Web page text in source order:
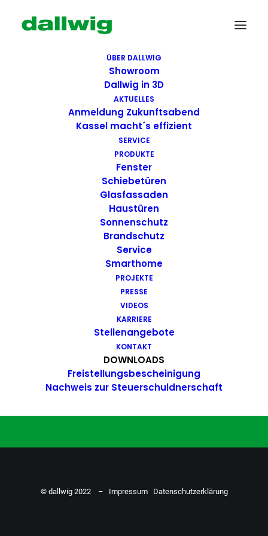
ÜBER DALLWIG
Showroom
Dallwig in 3D
AKTUELLES
Anmeldung Zukunftsabend
Kassel macht´s effizient
SERVICE
PRODUKTE
Fenster
Schiebetüren
Glasfassaden
Haustüren
Sonnenschutz
Brandschutz
Service
Smarthome
PROJEKTE
PRESSE
VIDEOS
KARRIERE
Stellenangebote
KONTAKT
DOWNLOADS
Freistellungsbescheinigung
Nachweis zur Steuerschuldnerschaft
Wir suchen Dich!
Dallwig bietet
Perspektive
Du hast Bock auf einen Job mit
Action. Bewirb dich ganz einfach
ZU DEN STELLENANGEBOTEN
© dallwig 2022 – Impressum Datenschutzerklärung